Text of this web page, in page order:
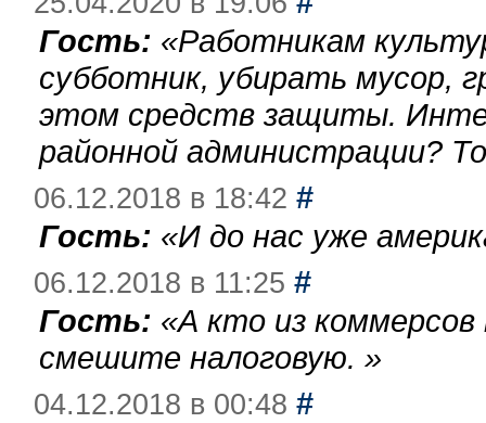
Гость: «Работникам
субботник, убирать мусор,
этом средств защиты.
районной администрации?
06.12.2018 в 18:42 #
Гость: «И до нас уже
06.12.2018 в 11:25 #
Гость: «А кто из
смешите налоговую. »
04.12.2018 в 00:48 #